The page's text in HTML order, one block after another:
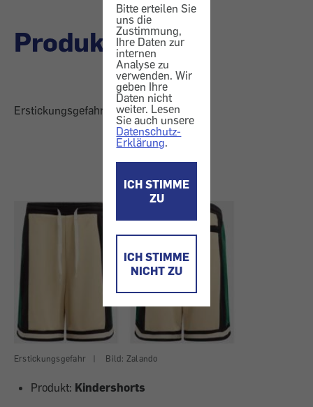
Bitte erteilen Sie
uns die
Zustimmung,
Ihre Daten zur
internen
Analyse zu
verwenden. Wir
geben Ihre
Daten nicht
weiter. Lesen
Sie auch unsere
Datenschutz-
Erklärung.
ICH STIMME
ZU
ICH STIMME
NICHT ZU
Produktrückruf
Erstickungsgefahr
Erstickungsgefahr | Bild: Zalando
Produkt: Kindershorts